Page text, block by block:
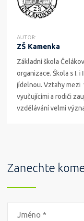
AUTOR:
ZŠ Kamenka
Základní škola
organizace. Škola s I.
jídelnou. Vztahy mezi
vyučujícími a rodiči
vzdělávání velmi
Zanechte